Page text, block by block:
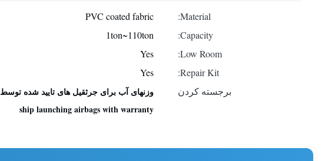
Material:
PVC coated fabric
Capacity:
1ton~110ton
Low Room:
Yes
Repair Kit:
Yes
برجسته کردن
وزنهای آب برای جرثقیل های تایید شده توسط BV,کیسه های تست بار اثبات شده,کیسه‌های هوای راه‌اندازی کشتی با گارانتی
ship launching airbags with warranty